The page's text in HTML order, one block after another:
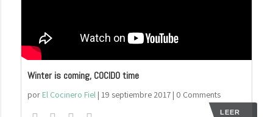
Winter is coming, COCIDO time
por El Cocinero Fiel| 19 septiembre 2017| 0 Comments
LEER